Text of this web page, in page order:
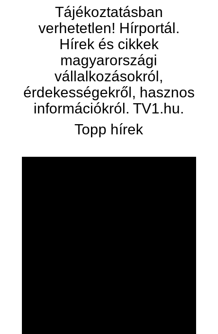
Tájékoztatásban
verhetetlen! Hírportál.
Hírek és cikkek
magyarországi
vállalkozásokról,
érdekességekről, hasznos
információkról. TV1.hu.
Topp hírek